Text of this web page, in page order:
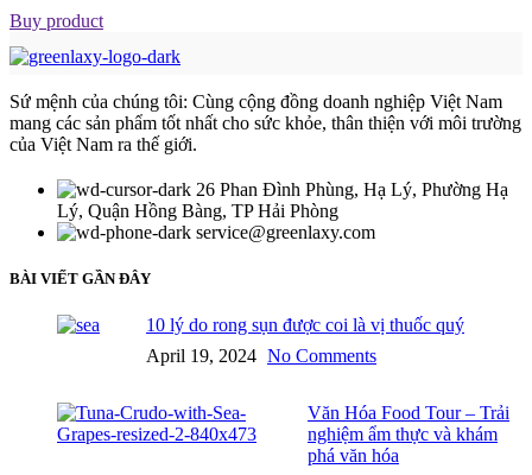
Buy product
Sứ mệnh của chúng tôi: Cùng cộng đồng doanh nghiệp Việt Nam
mang các sản phẩm tốt nhất cho sức khỏe, thân thiện với môi trường
của Việt Nam ra thế giới.
26 Phan Đình Phùng, Hạ Lý, Phường Hạ
Lý, Quận Hồng Bàng, TP Hải Phòng
service@greenlaxy.com
BÀI VIẾT GẦN ĐÂY
10 lý do rong sụn được coi là vị thuốc quý
April 19, 2024 No Comments
Văn Hóa Food Tour – Trải
nghiệm ẩm thực và khám
phá văn hóa